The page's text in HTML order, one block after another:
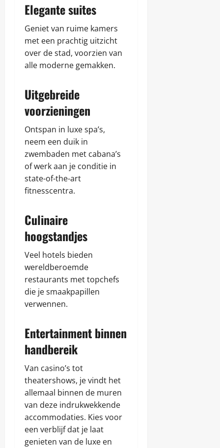
Elegante suites
Geniet van ruime kamers
met een prachtig uitzicht
over de stad, voorzien van
alle moderne gemakken.
Uitgebreide
voorzieningen
Ontspan in luxe spa’s,
neem een duik in
zwembaden met cabana’s
of werk aan je conditie in
state-of-the-art
fitnesscentra.
Culinaire
hoogstandjes
Veel hotels bieden
wereldberoemde
restaurants met topchefs
die je smaakpapillen
verwennen.
Entertainment binnen
handbereik
Van casino’s tot
theatershows, je vindt het
allemaal binnen de muren
van deze indrukwekkende
accommodaties. Kies voor
een verblijf dat je laat
genieten van de luxe en